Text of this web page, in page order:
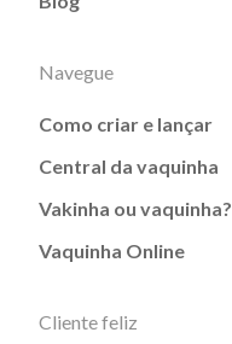
Navegue
Como criar e lançar
Central da vaquinha
Vakinha ou vaquinha?
Vaquinha Online
Cliente feliz